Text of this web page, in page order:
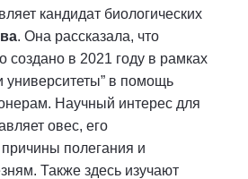
кандидат биологических
. Она рассказала, что
создано в 2021 году в рамках
университеты” в помощь
Научный интерес для
овес, его
причины полегания и
Также здесь изучают